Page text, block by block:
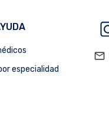
especialidad
mail_outline